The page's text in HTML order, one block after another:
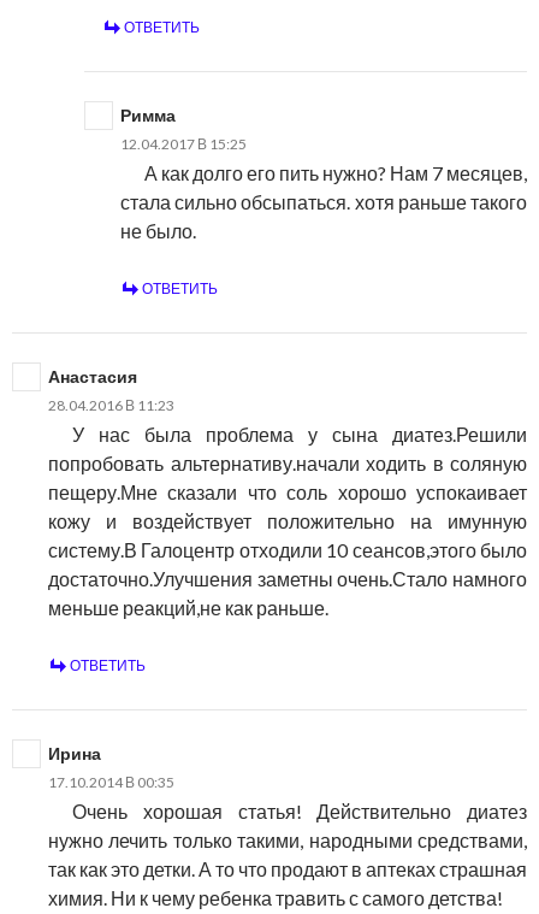
ОТВЕТИТЬ
Римма
12.04.2017 В 15:25
А как долго его пить нужно? Нам 7 месяцев,
стала сильно обсыпаться. хотя раньше такого
не было.
ОТВЕТИТЬ
Анастасия
28.04.2016 В 11:23
У нас была проблема у сына диатез.Решили
попробовать альтернативу.начали ходить в соляную
пещеру.Мне сказали что соль хорошо успокаивает
кожу и воздействует положительно на имунную
систему.В Галоцентр отходили 10 сеансов,этого было
достаточно.Улучшения заметны очень.Стало намного
меньше реакций,не как раньше.
ОТВЕТИТЬ
Ирина
17.10.2014 В 00:35
Очень хорошая статья! Действительно диатез
нужно лечить только такими, народными средствами,
так как это детки. А то что продают в аптеках страшная
химия. Ни к чему ребенка травить с самого детства!